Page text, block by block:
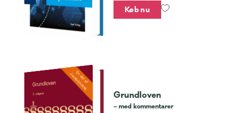
Køb nu
En del af
Jurabibliotek
Grundloven
– med kommentarer